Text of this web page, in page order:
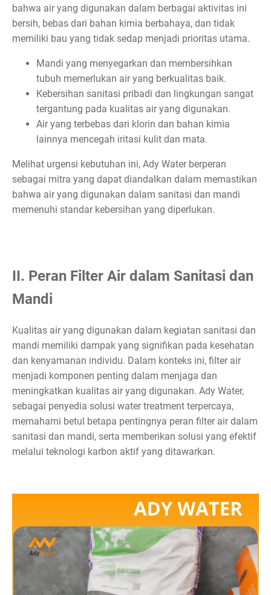
bahwa air yang digunakan dalam berbagai aktivitas ini
bersih, bebas dari bahan kimia berbahaya, dan tidak
memiliki bau yang tidak sedap menjadi prioritas utama.
Mandi yang menyegarkan dan membersihkan
tubuh memerlukan air yang berkualitas baik.
Kebersihan sanitasi pribadi dan lingkungan sangat
tergantung pada kualitas air yang digunakan.
Air yang terbebas dari klorin dan bahan kimia
lainnya mencegah iritasi kulit dan mata.
Melihat urgensi kebutuhan ini, Ady Water berperan
sebagai mitra yang dapat diandalkan dalam memastikan
bahwa air yang digunakan dalam sanitasi dan mandi
memenuhi standar kebersihan yang diperlukan.
II. Peran Filter Air dalam Sanitasi dan
Mandi
Kualitas air yang digunakan dalam kegiatan sanitasi dan
mandi memiliki dampak yang signifikan pada kesehatan
dan kenyamanan individu. Dalam konteks ini, filter air
menjadi komponen penting dalam menjaga dan
meningkatkan kualitas air yang digunakan. Ady Water,
sebagai penyedia solusi water treatment terpercaya,
memahami betul betapa pentingnya peran filter air dalam
sanitasi dan mandi, serta memberikan solusi yang efektif
melalui teknologi karbon aktif yang ditawarkan.